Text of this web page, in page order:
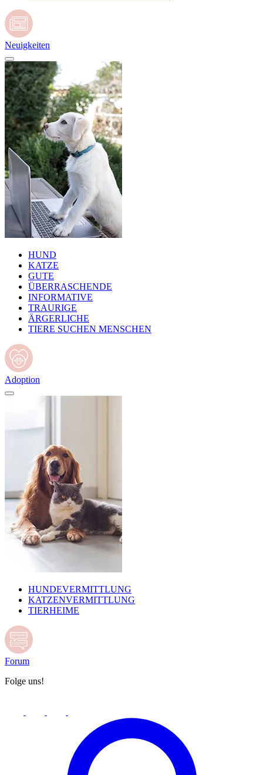
Neuigkeiten
HUND
KATZE
GUTE
ÜBERRASCHENDE
INFORMATIVE
TRAURIGE
ÄRGERLICHE
TIERE SUCHEN MENSCHEN
Adoption
HUNDEVERMITTLUNG
KATZENVERMITTLUNG
TIERHEIME
Forum
Folge uns!